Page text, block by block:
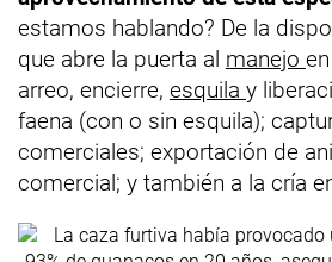
estamos hablando? De la
que abre la puerta al manejo
arreo, encierre, esquila y
faena (con o sin esquila);
comerciales; exportación de
comercial; y también a la cría